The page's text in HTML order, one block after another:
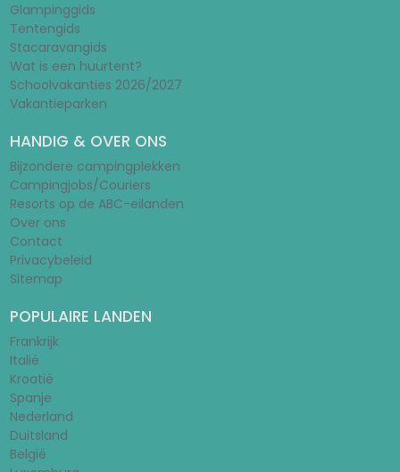
Glampinggids
Tentengids
Stacaravangids
Wat is een huurtent?
Schoolvakanties 2026/2027
Vakantieparken
HANDIG & OVER ONS
Bijzondere campingplekken
Campingjobs/Couriers
Resorts op de ABC-eilanden
Over ons
Contact
Privacybeleid
Sitemap
POPULAIRE LANDEN
Frankrijk
Italië
Kroatië
Spanje
Nederland
Duitsland
België